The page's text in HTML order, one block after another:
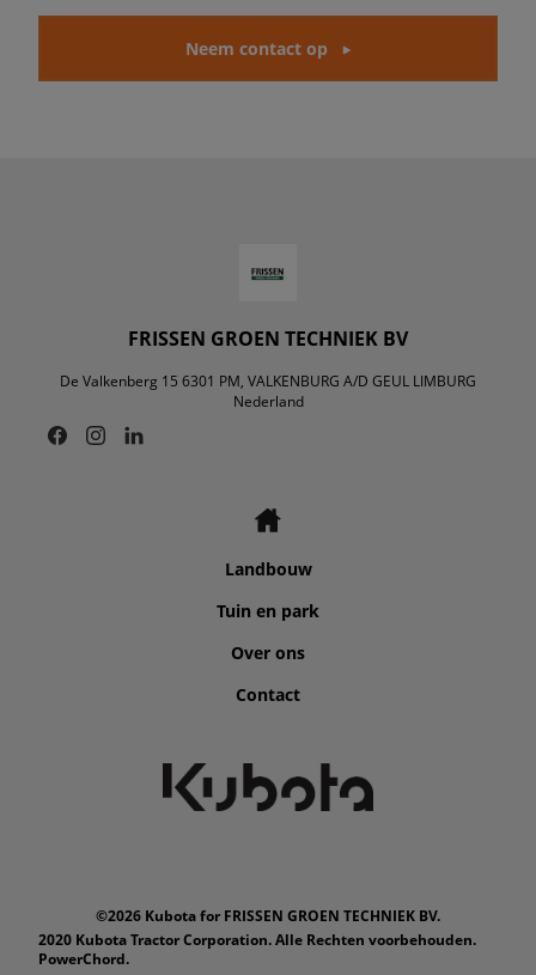
Neem contact op
FRISSEN GROEN TECHNIEK BV
De Valkenberg 15 6301 PM, VALKENBURG A/D GEUL LIMBURG
Nederland
Landbouw
Tuin en park
Over ons
Contact
©2026 Kubota for FRISSEN GROEN TECHNIEK BV.
2020 Kubota Tractor Corporation. Alle Rechten voorbehouden.
PowerChord.